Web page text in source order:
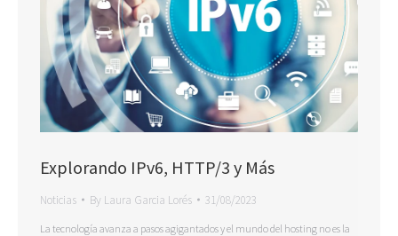
Explorando IPv6, HTTP/3 y Más
Noticias By Laura Garcia Lorés 31/08/2023
La tecnología avanza a pasos agigantados y el mundo del hosting no es la